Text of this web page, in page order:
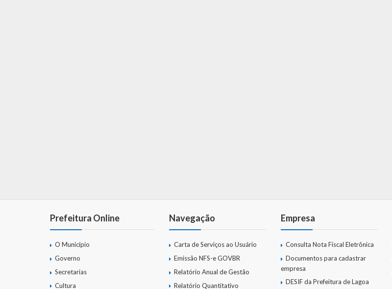
Prefeitura Online
O Município
Governo
Secretarias
Cultura
Navegação
Carta de Serviços ao Usuário
Emissão NFS-e GOVBR
Relatório Anual de Gestão
Relatório Quantitativo
Empresa
Consulta Nota Fiscal Eletrônica
Documentos para cadastrar
empresa
DESIF da Prefeitura de Lagoa